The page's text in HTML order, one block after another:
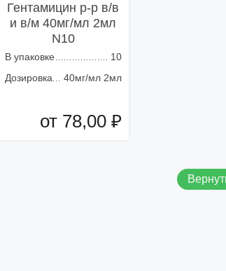
Гентамицин р-р в/в
и в/м 40мг/мл 2мл
N10
В упаковке
10
Дозировка
40мг/мл 2мл
от 78,00 ₽